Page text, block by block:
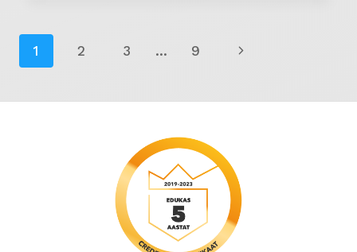
KATALOOG:
Page
1 2 3 … 9
Next